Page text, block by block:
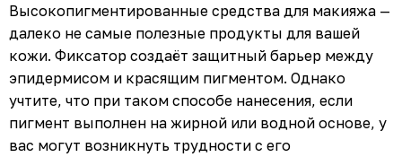
Высокопигментированные средства для макияжа —
далеко не самые полезные продукты для вашей
кожи. Фиксатор создаёт защитный барьер между
эпидермисом и красящим пигментом. Однако
учтите, что при таком способе нанесения, если
пигмент выполнен на жирной или водной основе, у
вас могут возникнуть трудности с его